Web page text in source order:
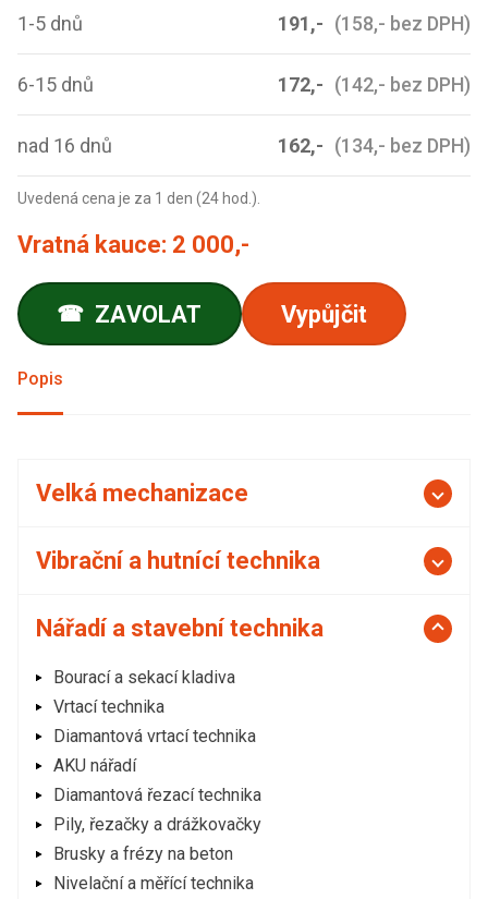
Velká mechanizace
Vibrační a hutnící technika
Nářadí a stavební technika
Bourací a sekací kladiva
Vrtací technika
Diamantová vrtací technika
AKU nářadí
Diamantová řezací technika
Pily, řezačky a drážkovačky
Brusky a frézy na beton
Nivelační a měřící technika
1-5 dnů 191,- (158,- bez DPH)
6-15 dnů 172,- (142,- bez DPH)
nad 16 dnů 162,- (134,- bez DPH)
Uvedená cena je za 1 den (24 hod.).
Vratná kauce: 2 000,-
☎ ZAVOLAT Vypůjčit
Popis